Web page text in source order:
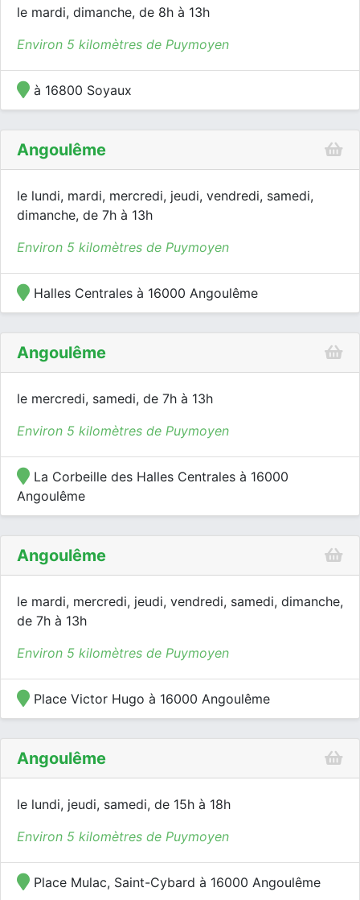
le mardi, dimanche, de 8h à 13h
Environ 5 kilomètres de Puymoyen
à 16800 Soyaux
Angoulême
le lundi, mardi, mercredi, jeudi, vendredi, samedi,
dimanche, de 7h à 13h
Environ 5 kilomètres de Puymoyen
Halles Centrales à 16000 Angoulême
Angoulême
le mercredi, samedi, de 7h à 13h
Environ 5 kilomètres de Puymoyen
La Corbeille des Halles Centrales à 16000
Angoulême
Angoulême
le mardi, mercredi, jeudi, vendredi, samedi, dimanche,
de 7h à 13h
Environ 5 kilomètres de Puymoyen
Place Victor Hugo à 16000 Angoulême
Angoulême
le lundi, jeudi, samedi, de 15h à 18h
Environ 5 kilomètres de Puymoyen
Place Mulac, Saint-Cybard à 16000 Angoulême